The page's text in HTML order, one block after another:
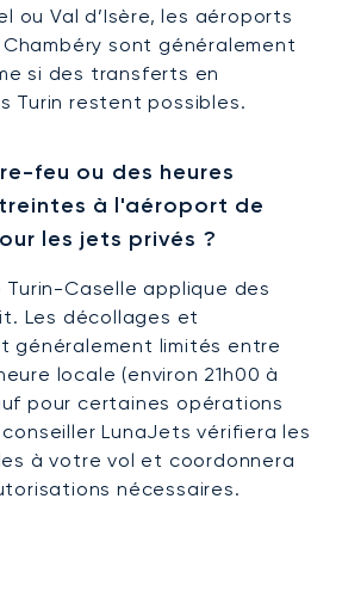
ou Val d’Isère, les aéroports
sont généralement
si des transferts en
Turin restent possibles.
feu ou des heures
à l'aéroport de
les jets privés ?
Turin-Caselle applique des
Les décollages et
généralement limités entre
locale (environ 21h00 à
pour certaines opérations
LunaJets vérifiera les
à votre vol et coordonnera
nécessaires.